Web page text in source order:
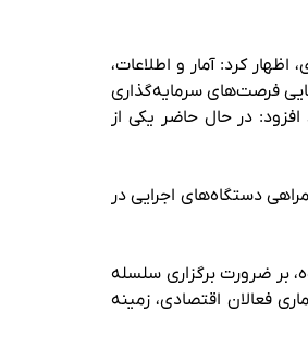
کرد: آمار و اطلاعات،
فرصت‌های سرمایه‌گذاری
در حال حاضر یکی از
دستگاه‌های اجرایی در
بر ضرورت برگزاری سلسله
فعالان اقتصادی، زمینه